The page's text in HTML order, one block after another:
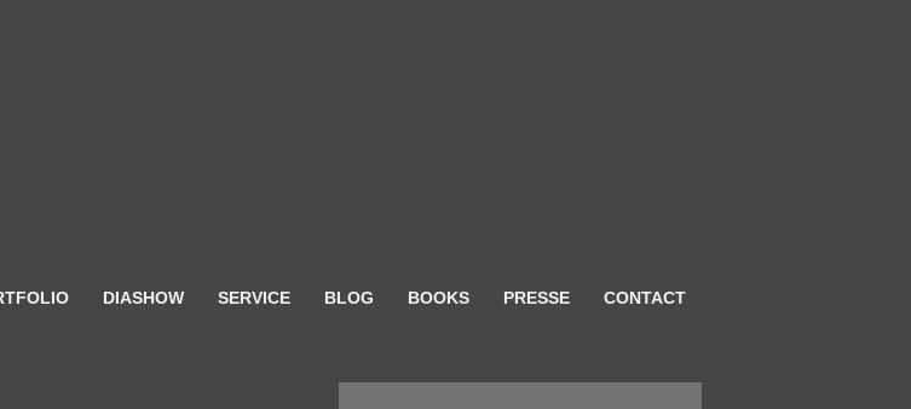
DIASHOW SERVICE BLOG BOOKS PRESSE CONTACT